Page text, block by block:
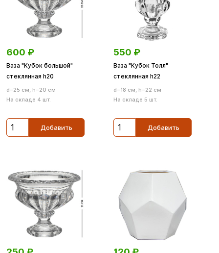
600 ₽
Ваза "Кубок большой"
стеклянная h20
d=25 см, h=20 см
На складе 4 шт.
Добавить
550 ₽
Ваза "Кубок Толл"
стеклянная h22
d=18 см, h=22 см
На складе 5 шт.
Добавить